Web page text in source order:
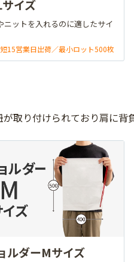
イズ
ニットを入れるのに適したサイ
15営業日出荷／最小ロット500枚
取り付けられており肩に背
ルダーMサイズ